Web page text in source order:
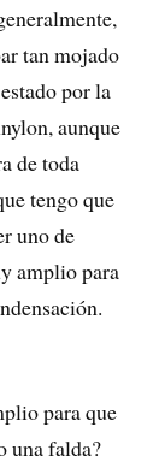
tan mojado
por la
aunque
de toda
tengo que
uno de
amplio para
para que
una falda?